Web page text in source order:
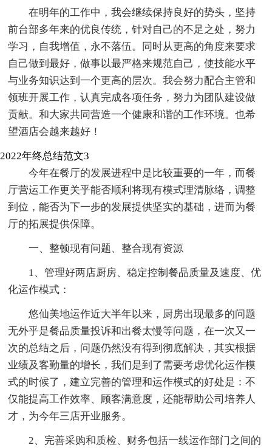
在明年的工作中，我会继续保持良好的势头，坚持
前台部多年来的优良传统，针对自己的不足之处，努力
学习，自我增值，永不落伍。同时从更高的角度来要求
自己做到最好，做事以最严格来规范自己，使技能水平
与业务知识达到一个更高的层次。我会努力配合主管和
领班开展工作，认真完成各项任务，努力为团队建设做
贡献。和大家共同营造一个健康和谐的工作环境。也希
望酒店会越来越好！
2022年终总结范文3
今年在餐厅的发展进程中是比较重要的一年，而餐
厅营运工作更关乎能否顺利将现有模式理清脉络，调整
到位，能否为下一步的发展提供坚实的基础，进而为餐
厅的拓展提供保障。
一、整顿现有问题、整合现有资源
1、管理好两店厨房、稳定控制餐品质量及速度、优
化运作模式：
悠仙美地运作近大半年以来，厨房出现最多的问题
无外乎是餐品质量投诉和出餐太慢等问题，在一次又一
次的总结之后，问题仍然没有得到彻底解决，其实根据
业绩及客勤量的增长，我们是到了需要考虑优化运作模
式的时候了，建立完善的管理和运作模式的好处是：不
仅能提高工作效率、顾客满意度，还能帮助公司培养人
才，为今年三店开业服务。
2、完善采购和质检、财务包括一线运作部门之间的